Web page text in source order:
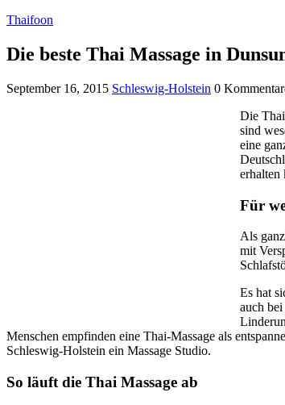
Thaifoon
Die beste Thai Massage in
September 16, 2015 Schleswig-Holstein 0
Die
sind
eine
erhalten
Für
Als
mit
Es hat
auch
Menschen empfinden eine Thai-Massage als
Schleswig-Holstein ein Massage Studio.
So läuft die Thai Massage ab